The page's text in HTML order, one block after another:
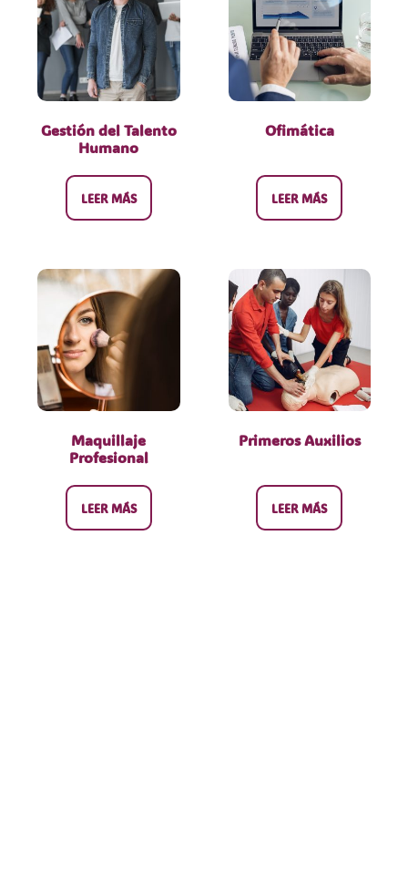
Gestión del Talento
Humano
LEER MÁS
Ofimática
LEER MÁS
Maquillaje
Profesional
LEER MÁS
Primeros Auxilios
LEER MÁS